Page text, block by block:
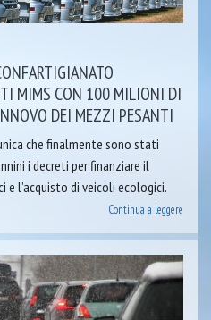
MIMS CON 100 MILIONI DI
DEI MEZZI PESANTI
che finalmente sono stati
i decreti per finanziare il
e l’acquisto di veicoli ecologici.
Continua a leggere